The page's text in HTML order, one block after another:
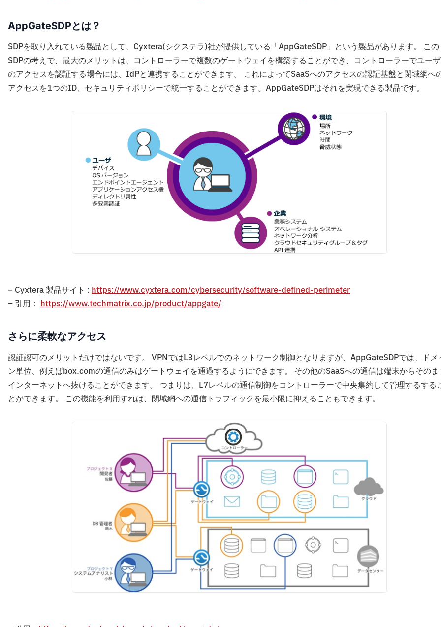
AppGateSDPとは？
SDPを取り入れている製品として、Cyxtera(シクステラ)社が提供している「AppGateSDP」という製品があります。 この
SDPの考えで、最大のメリットは、コントローラーで複数のゲートウェイを構築することができ、コントローラーでユー
のアクセスを認証する場合には、IdPと連携することができます。 これによってSaaSへのアクセスの認証基盤と閉域網へ
アクセスを1つのID、セキュリティポリシーで統一することができます。AppGateSDPはそれを実現できる製品です。
– Cyxtera 製品サイト : https://www.cyxtera.com/cybersecurity/software-defined-perimeter
– 引用： https://www.techmatrix.co.jp/product/appgate/
さらに柔軟なアクセス
認証認可のメリットだけではないです。 VPNではL3レベルでのネットワーク制御となりますが、AppGateSDPでは、ドメ
ン単位、例えばbox.comの通信のみはゲートウェイを通過するようにできます。 その他のSaaSへの通信は端末からその
インターネットへ抜けることができます。 つまりは、L7レベルの通信制御をコントローラーで中央集約して管理するする
とができます。 この機能を利用すれば、閉域網への通信トラフィックを最小限に抑えることもできます。